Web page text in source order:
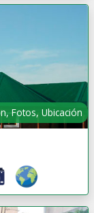
Fotos, Ubicación